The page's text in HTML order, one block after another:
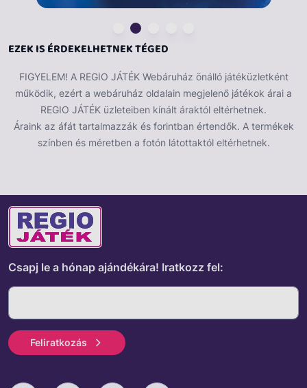
duplázhatod is a szalag hosszát. Dobd fel a bulit,
legyen igazi szülinapi hangulat a nagy napon!
EZEK IS ÉRDEKELHETNEK TÉGED
FIGYELEM! A REGIO JÁTÉK Webáruház önálló játéküzletként
működik, ezért a webáruház oldalain megjelenő játékok árai a
REGIO JÁTÉK üzleteiben kínált áraktól eltérhetnek.
Áraink az áfát tartalmazzák és forintban értendők. A termékek
színben és méretben a fotón látottaktól eltérhetnek.
Csapj le a hónap ajándékára! Iratkozz fel:
Feliratkozás